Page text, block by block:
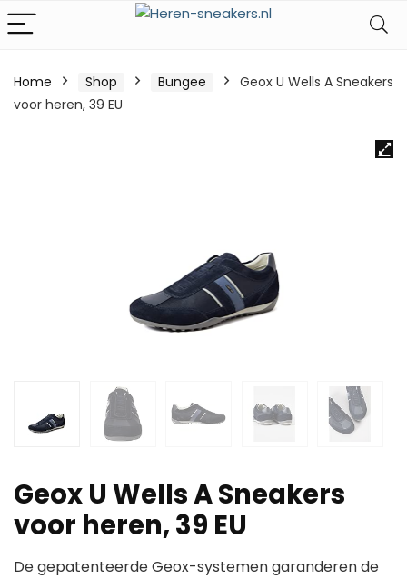
Home Shop Bungee
Geox U Wells A Sneakers
voor heren, 39 EU
Geox U Wells A Sneakers
voor heren, 39 EU
De gepatenteerde Geox-systemen garanderen de